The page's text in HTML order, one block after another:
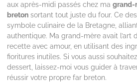
aux après-midi passés chez ma grand-
breton sortant tout juste du four. Ce
symbole culinaire de la Bretagne,
authentique. Ma grand-mère avait l’art
recette avec amour, en utilisant des
fioritures inutiles. Si vous aussi
dessert, laissez-moi vous guider à
réussir votre propre far breton.